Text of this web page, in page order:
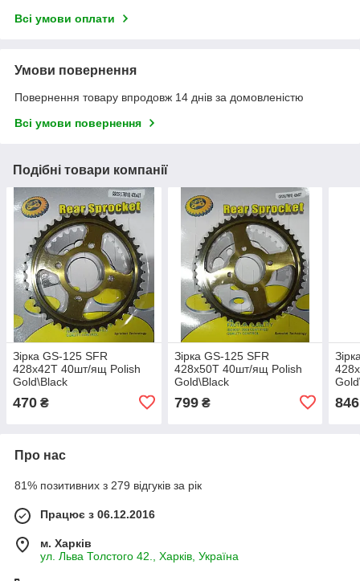
Всі умови оплати
Умови повернення
Повернення товару впродовж 14 днів за домовленістю
Всі умови повернення
Подібні товари компанії
Зірка GS-125 SFR
428x42T 40шт/ящ Polish
Gold\Black
470 ₴
Зірка GS-125 SFR
428x50T 40шт/ящ Polish
Gold\Black
799₴ 846
Про нас
81% позитивних з 279 відгуків за рік
Працює з 06.12.2016
м. Харків
ул. Льва Толстого 42., Харків, Україна